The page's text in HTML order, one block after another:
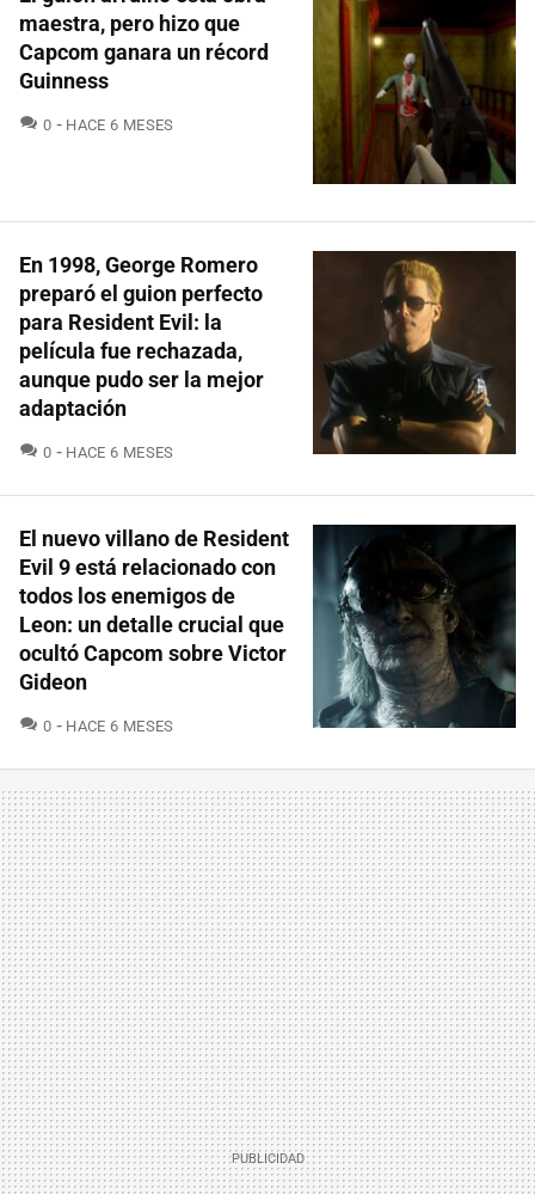
maestra, pero hizo que
Capcom ganara un récord
Guinness
0 COMENTARIOS
HACE 6 MESES
En 1998, George Romero
preparó el guion perfecto
para Resident Evil: la
película fue rechazada,
aunque pudo ser la mejor
adaptación
0 COMENTARIOS
HACE 6 MESES
El nuevo villano de Resident
Evil 9 está relacionado con
todos los enemigos de
Leon: un detalle crucial que
ocultó Capcom sobre Victor
Gideon
0 COMENTARIOS
HACE 6 MESES